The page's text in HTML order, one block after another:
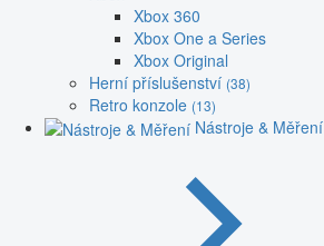
Xbox 360
Xbox One a Series
Xbox Original
Herní příslušenství (38)
Retro konzole (13)
Nástroje & Měření